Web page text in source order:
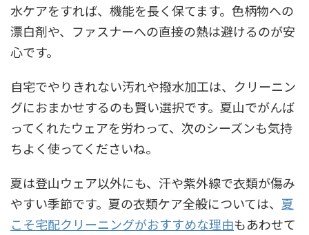
水ケアをすれば、機能を長く保てます。色柄物への
漂白剤や、ファスナーへの直接の熱は避けるのが安
心です。
自宅でやりきれない汚れや撥水加工は、クリーニン
グにおまかせするのも賢い選択です。夏山でがんば
ってくれたウェアを労わって、次のシーズンも気持
ちよく使ってくださいね。
夏は登山ウェア以外にも、汗や紫外線で衣類が傷み
やすい季節です。夏の衣類ケア全般については、 夏
こそ宅配クリーニングがおすすめな理由もあわせて